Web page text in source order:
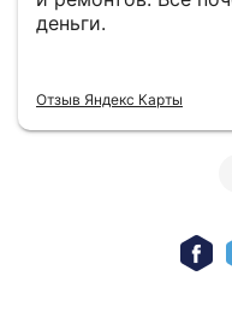
деньги.
Отзыв Яндекс Карты